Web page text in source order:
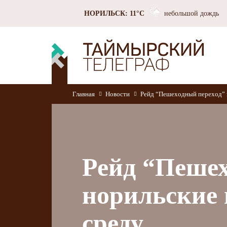
НОРИЛЬСК: 11°C небольшой дождь
Главная Новости Рейд “Пешеходный переход”
Рейд
норильские